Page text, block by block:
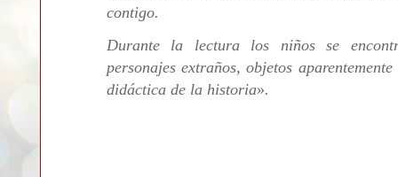
contigo.
Durante la lectura los niños se
personajes extraños, objetos
didáctica de la historia».